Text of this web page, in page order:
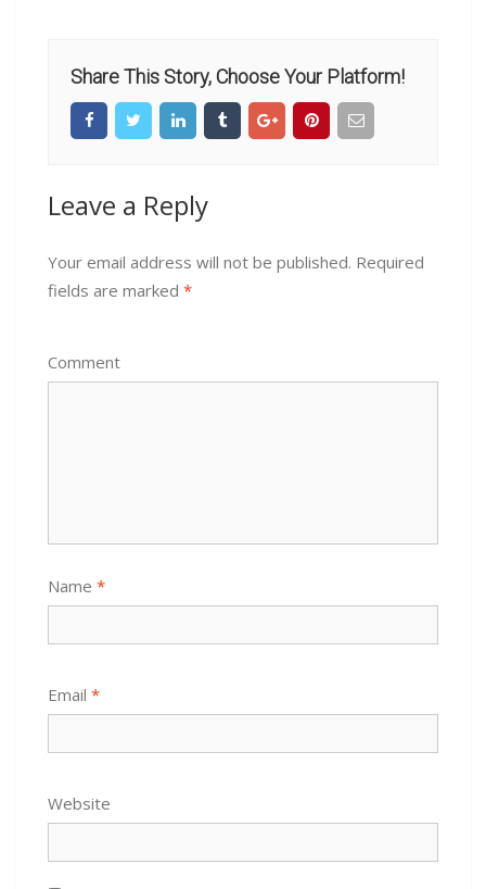
Share This Story, Choose Your Platform!
Leave a Reply
Your email address will not be published. Required
fields are marked *
Comment
Name *
Email *
Website